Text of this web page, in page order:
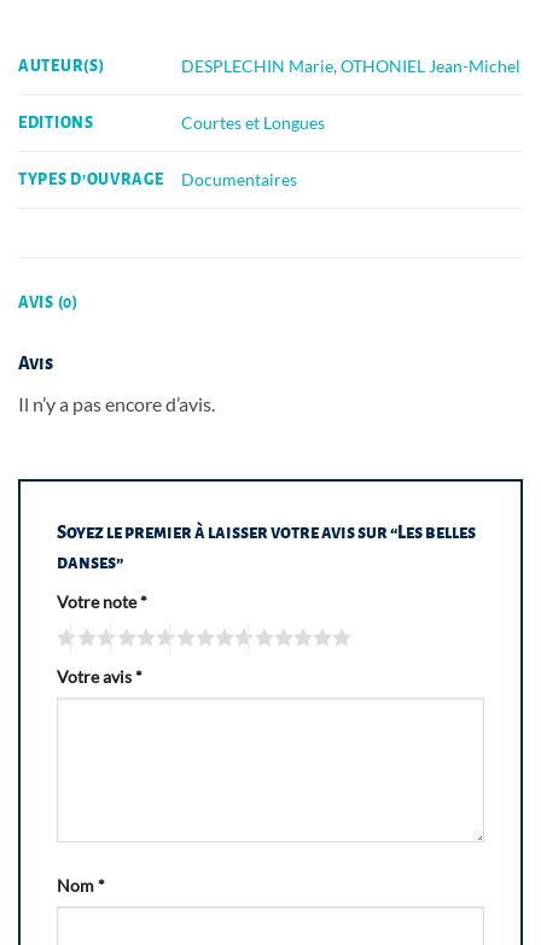
AUTEUR(S) DESPLECHIN Marie,OTHONIEL Jean-Michel
EDITIONS Courtes et Longues
TYPES D'OUVRAGE Documentaires
AVIS (0)
Avis
Il n’y a pas encore d’avis.
Soyez le premier à laisser votre avis sur “Les belles
danses”
Votre note*
Votre avis*
Nom*